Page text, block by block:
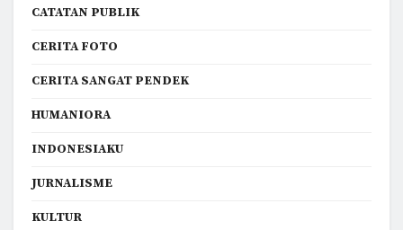
CATATAN PUBLIK
CERITA FOTO
CERITA SANGAT PENDEK
HUMANIORA
INDONESIAKU
JURNALISME
KULTUR